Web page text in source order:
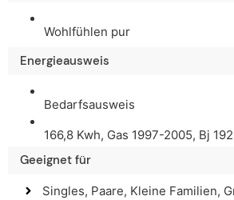
Wohlfühlen pur
Energieausweis
Bedarfsausweis
166,8 Kwh, Gas 1997-2005, Bj
Geeignet für
Singles, Paare, Kleine Familien,